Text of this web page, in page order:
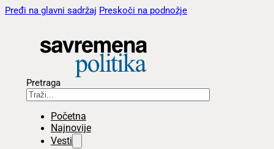
Pređi na glavni sadržaj Preskoči na podnožje
Pretraga
Početna
Najnovije
Vesti